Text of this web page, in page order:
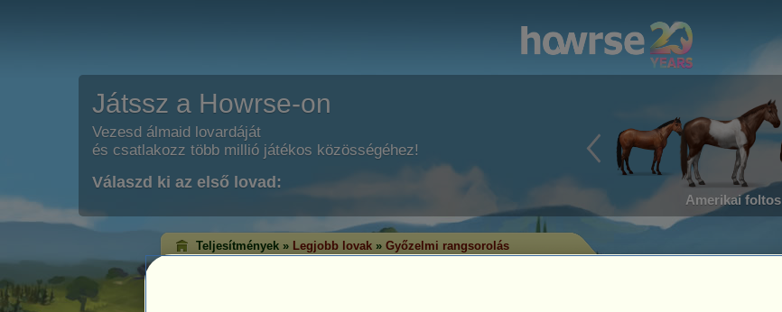
Játssz a Howrse-on
Vezesd álmaid lovardáját
és csatlakozz több millió játékos közösségéhez!
Válaszd ki az első lovad:
Amerikai foltos
Teljesítmények » Legjobb lovak » Győzelmi rangsorolás